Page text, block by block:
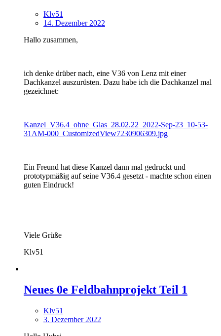
Klv51
14. Dezember 2022
Hallo zusammen,
ich denke drüber nach, eine V36 von Lenz mit einer
Dachkanzel auszurüsten. Dazu habe ich die Dachkanzel mal
gezeichnet:
Kanzel_V36.4_ohne_Glas_28.02.22_2022-Sep-23_10-53-
31AM-000_CustomizedView7230906309.jpg
Ein Freund hat diese Kanzel dann mal gedruckt und
prototypmäßig auf seine V36.4 gesetzt - machte schon einen
guten Eindruck!
Viele Grüße
Klv51
Neues 0e Feldbahnprojekt Teil 1
Klv51
3. Dezember 2022